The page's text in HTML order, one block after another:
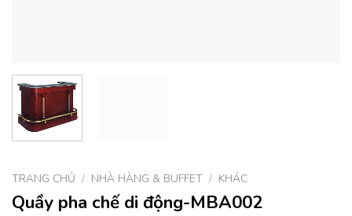
TRANG CHỦ / NHÀ HÀNG & BUFFET / KHÁC
Quầy pha chế di động-MBA002